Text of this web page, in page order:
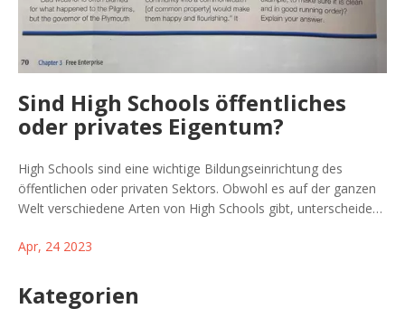
Sind High Schools öffentliches
oder privates Eigentum?
High Schools sind eine wichtige Bildungseinrichtung des
öffentlichen oder privaten Sektors. Obwohl es auf der ganzen
Welt verschiedene Arten von High Schools gibt, unterscheiden
Schulen. Öffentliche High Schools werden normalerweise von
High Schools normalerweise von religiösen Organisationen,
Unternehmen oder Einzelpersonen betrieben werden. Daher ist
Apr, 24 2023
Kategorien